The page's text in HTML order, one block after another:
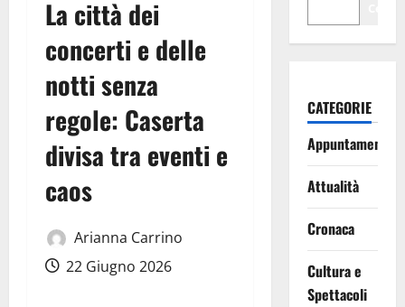
La città dei
concerti e delle
notti senza
regole: Caserta
divisa tra eventi e
caos
Arianna Carrino
22 Giugno 2026
CATEGORIE
Appuntamenti
Attualità
Cronaca
Cultura e
Spettacoli